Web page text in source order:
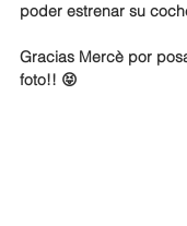
poder estrenar su
Gracias Mercè por
foto!! 😝